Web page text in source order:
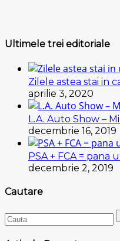
Ultimele trei editoriale
Zilele astea stai in
aprilie 3, 2020
L.A. Auto Show –
decembrie 16, 2019
PSA + FCA = pana
decembrie 2, 2019
Cautare